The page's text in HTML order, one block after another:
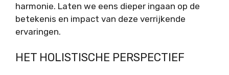
harmonie. Laten we eens dieper ingaan op de
betekenis en impact van deze verrijkende
ervaringen.
HET HOLISTISCHE PERSPECTIEF